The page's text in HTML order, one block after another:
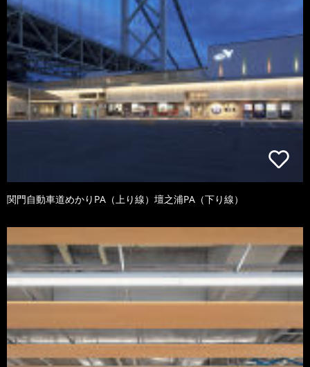
関門自動車道めかりPA（上り線）壇之浦PA（下り線）